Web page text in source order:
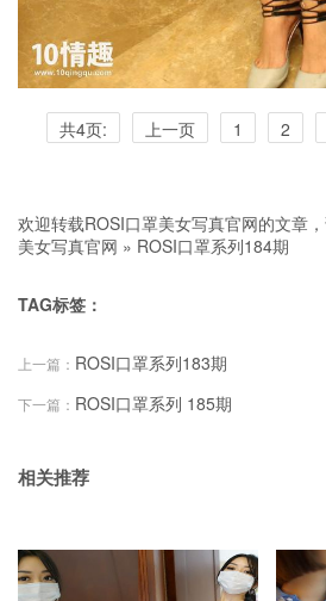
共4页: 上一页 1 2
欢迎转载ROSI口罩美女写真官网的文章，
美女写真官网 » ROSI口罩系列184期
TAG标签：
上一篇： ROSI口罩系列183期
下一篇： ROSI口罩系列 185期
相关推荐